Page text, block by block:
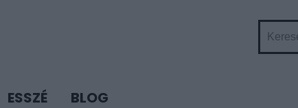
ESSZÉ BLOG